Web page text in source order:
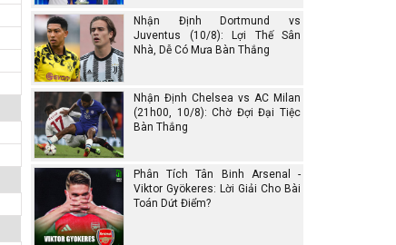
Nhận Định Dortmund vs
Juventus (10/8): Lợi Thế Sân
Nhà, Dễ Có Mưa Bàn Thắng
Nhận Định Chelsea vs AC Milan
(21h00, 10/8): Chờ Đợi Đại Tiệc
Bàn Thắng
Phân Tích Tân Binh Arsenal -
Viktor Gyökeres: Lời Giải Cho Bài
Toán Dứt Điểm?